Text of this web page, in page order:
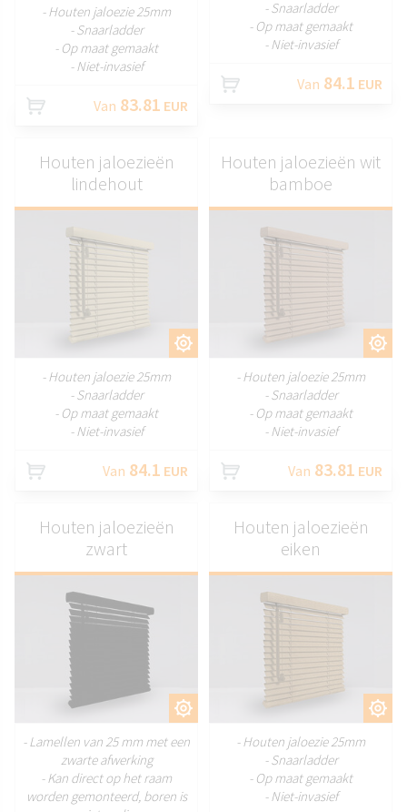
- Houten jaloezie 25mm
- Snaarladder
- Op maat gemaakt
- Niet-invasief
Van 83.81 EUR
- Snaarladder
- Op maat gemaakt
- Niet-invasief
Van 84.1 EUR
Houten jaloezieën
lindehout
- Houten jaloezie 25mm
- Snaarladder
- Op maat gemaakt
- Niet-invasief
Van 84.1 EUR
Houten jaloezieën wit
bamboe
- Houten jaloezie 25mm
- Snaarladder
- Op maat gemaakt
- Niet-invasief
Van 83.81 EUR
Houten jaloezieën
zwart
- Lamellen van 25 mm met een
zwarte afwerking
- Kan direct op het raam
worden gemonteerd, boren is
Houten jaloezieën
eiken
- Houten jaloezie 25mm
- Snaarladder
- Op maat gemaakt
- Niet-invasief